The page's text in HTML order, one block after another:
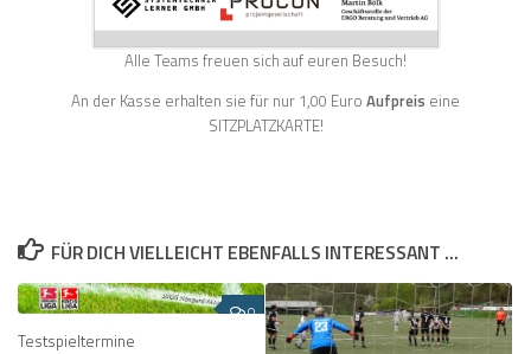
Alle Teams freuen sich auf euren Besuch!
An der Kasse erhalten sie für nur 1,00 Euro Aufpreis eine
SITZPLATZKARTE!
FÜR DICH VIELLEICHT EBENFALLS INTERESSANT …
0
Testspieltermine